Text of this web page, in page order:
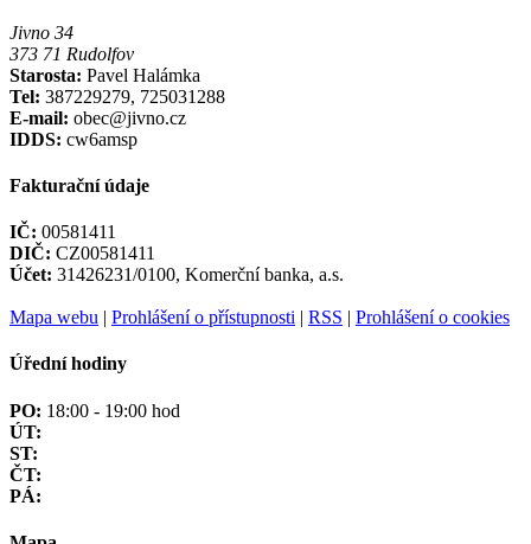
Jivno 34
373 71 Rudolfov
Starosta: Pavel Halámka
Tel: 387229279, 725031288
E-mail: obec@jivno.cz
IDDS: cw6amsp
Fakturační údaje
IČ: 00581411
DIČ: CZ00581411
Účet: 31426231/0100, Komerční banka, a.s.
Mapa webu | Prohlášení o přístupnosti | RSS | Prohlášení o cookies
Úřední hodiny
PO: 18:00 - 19:00 hod
ÚT:
ST:
ČT:
PÁ: